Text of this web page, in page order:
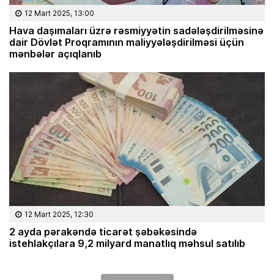
12 Mart 2025, 13:00
Hava daşımaları üzrə rəsmiyyətin sadələşdirilməsinə
dair Dövlət Proqramının maliyyələşdirilməsi üçün
mənbələr açıqlanıb
12 Mart 2025, 12:30
2 ayda pərakəndə ticarət şəbəkəsində
istehlakçılara 9,2 milyard manatlıq məhsul satılıb